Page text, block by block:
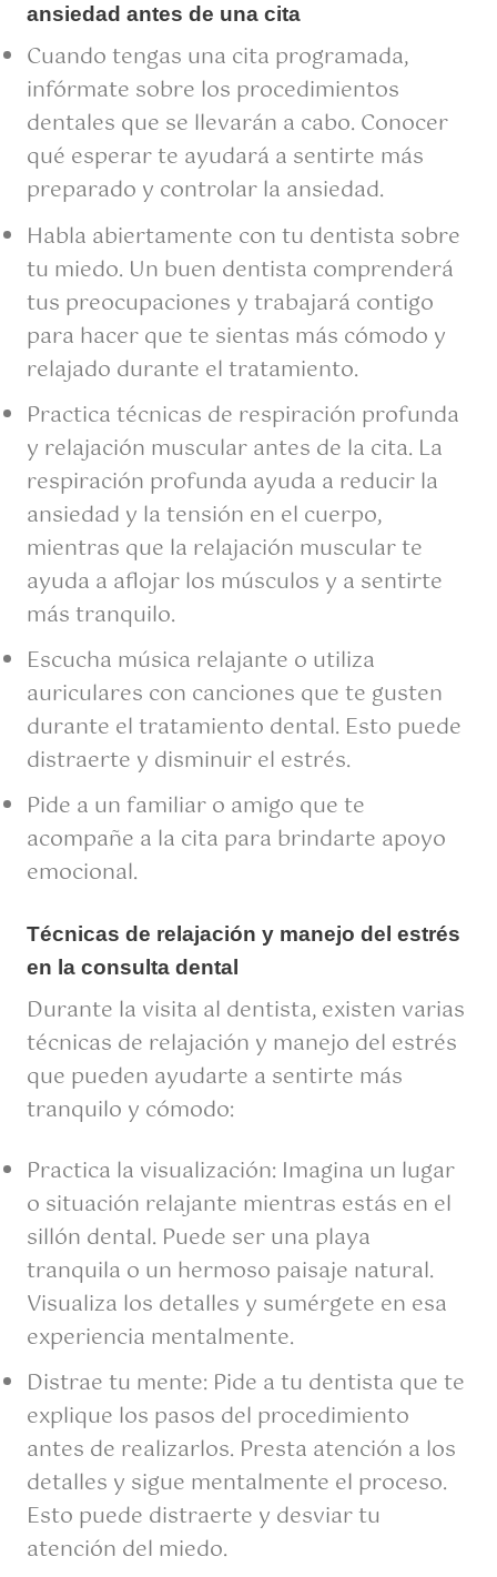
ansiedad antes de una cita
Cuando tengas una cita programada,
infórmate sobre los procedimientos
dentales que se llevarán a cabo. Conocer
qué esperar te ayudará a sentirte más
preparado y controlar la ansiedad.
Habla abiertamente con tu dentista sobre
tu miedo. Un buen dentista comprenderá
tus preocupaciones y trabajará contigo
para hacer que te sientas más cómodo y
relajado durante el tratamiento.
Practica técnicas de respiración profunda
y relajación muscular antes de la cita. La
respiración profunda ayuda a reducir la
ansiedad y la tensión en el cuerpo,
mientras que la relajación muscular te
ayuda a aflojar los músculos y a sentirte
más tranquilo.
Escucha música relajante o utiliza
auriculares con canciones que te gusten
durante el tratamiento dental. Esto puede
distraerte y disminuir el estrés.
Pide a un familiar o amigo que te
acompañe a la cita para brindarte apoyo
emocional.
Técnicas de relajación y manejo del estrés
en la consulta dental
Durante la visita al dentista, existen varias
técnicas de relajación y manejo del estrés
que pueden ayudarte a sentirte más
tranquilo y cómodo:
Practica la visualización: Imagina un lugar
o situación relajante mientras estás en el
sillón dental. Puede ser una playa
tranquila o un hermoso paisaje natural.
Visualiza los detalles y sumérgete en esa
experiencia mentalmente.
Distrae tu mente: Pide a tu dentista que te
explique los pasos del procedimiento
antes de realizarlos. Presta atención a los
detalles y sigue mentalmente el proceso.
Esto puede distraerte y desviar tu
atención del miedo.